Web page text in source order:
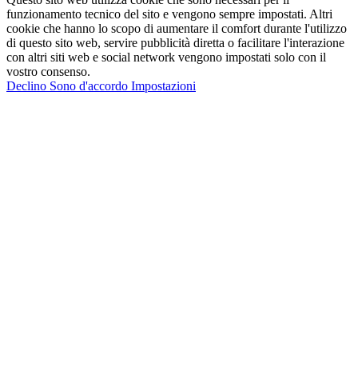
funzionamento tecnico del sito e vengono sempre impostati. Altri
cookie che hanno lo scopo di aumentare il comfort durante l'utilizzo
di questo sito web, servire pubblicità diretta o facilitare l'interazione
con altri siti web e social network vengono impostati solo con il
vostro consenso.
Declino Sono d'accordo Impostazioni